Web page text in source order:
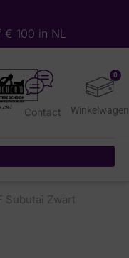
€ 100 in NL
0
Contact
Subutai Zwart